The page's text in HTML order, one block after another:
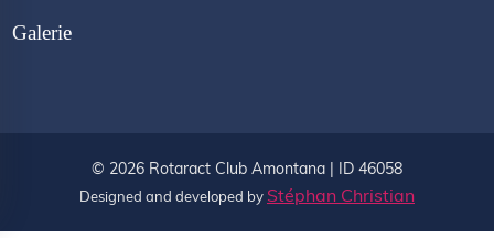
Galerie
© 2026 Rotaract Club Amontana | ID 46058
Designed and developed by Stéphan Christian